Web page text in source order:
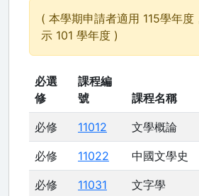
( 本學期申請者適用 115學年度
示 101 學年度 )
必選
修
課程編
號
課程名稱
必修 11012 文學概論
必修 11022 中國文學史
必修 11031 文字學